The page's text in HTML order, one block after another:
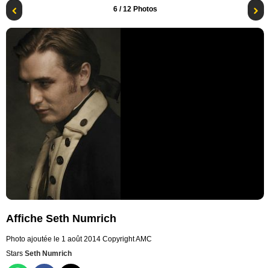
6/ 12 Photos
Affiche Seth Numrich
Photo ajoutée le 1 août 2014 Copyright AMC
Stars Seth Numrich